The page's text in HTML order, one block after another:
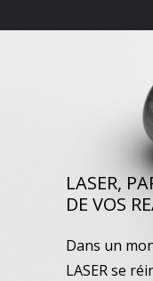
LASER,
DE VOS
Dans un
LASER se